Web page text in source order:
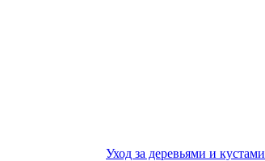
Уход за деревьями и кустами